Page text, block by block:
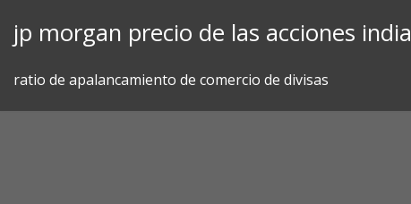
jp morgan precio de las acciones india
ratio de apalancamiento de comercio de divisas